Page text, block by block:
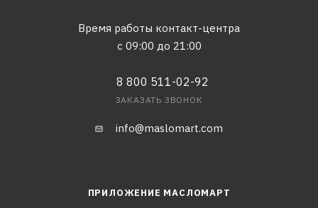
Время работы контакт-центра
с 09:00 до 21:00
8 800 511-02-92
ЗАКАЗАТЬ ЗВОНОК
info@maslomart.com
ПРИЛОЖЕНИЕ МАСЛОМАРТ